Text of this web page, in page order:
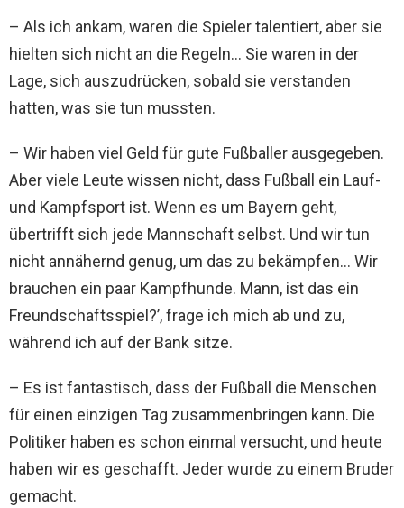
– Als ich ankam, waren die Spieler talentiert, aber sie
hielten sich nicht an die Regeln… Sie waren in der
Lage, sich auszudrücken, sobald sie verstanden
hatten, was sie tun mussten.
– Wir haben viel Geld für gute Fußballer ausgegeben.
Aber viele Leute wissen nicht, dass Fußball ein Lauf-
und Kampfsport ist. Wenn es um Bayern geht,
übertrifft sich jede Mannschaft selbst. Und wir tun
nicht annähernd genug, um das zu bekämpfen… Wir
brauchen ein paar Kampfhunde. Mann, ist das ein
Freundschaftsspiel?’, frage ich mich ab und zu,
während ich auf der Bank sitze.
– Es ist fantastisch, dass der Fußball die Menschen
für einen einzigen Tag zusammenbringen kann. Die
Politiker haben es schon einmal versucht, und heute
haben wir es geschafft. Jeder wurde zu einem Bruder
gemacht.